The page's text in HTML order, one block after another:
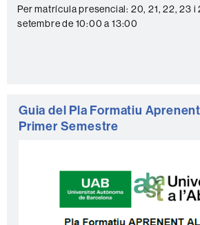
Per matrícula presencial: 20, 21, 22, 23 i
setembre de 10:00 a 13:00
Guia del Pla Formatiu
Primer Semestre